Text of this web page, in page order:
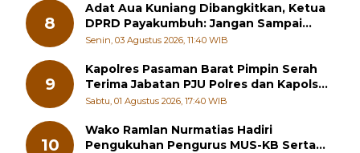
8
Adat Aua Kuniang Dibangkitkan, Ketua
DPRD Payakumbuh: Jangan Sampai
Generasi Muda Hilang Jati Diri
Senin, 03 Agustus 2026, 11:40 WIB
9
Kapolres Pasaman Barat Pimpin Serah
Terima Jabatan PJU Polres dan Kapolsek
Sungai Beremas
Sabtu, 01 Agustus 2026, 17:40 WIB
10
Wako Ramlan Nurmatias Hadiri
Pengukuhan Pengurus MUS-KB Serta